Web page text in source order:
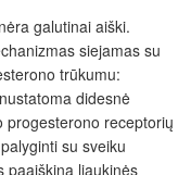
galutinai aiški.
siejamas su
trūkumu:
didesnė
progesterono receptorių
su sveiku
paaiškina liaukinės